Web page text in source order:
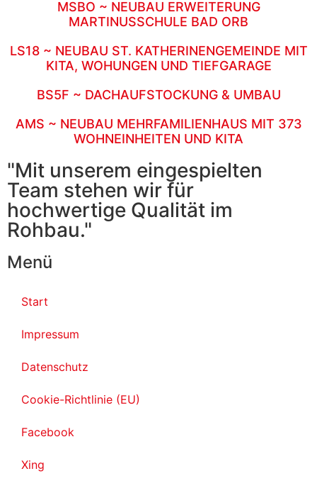
MSBO ~ NEUBAU ERWEITERUNG
MARTINUSSCHULE BAD ORB
LS18 ~ NEUBAU ST. KATHERINENGEMEINDE MIT
KITA, WOHUNGEN UND TIEFGARAGE
BS5F ~ DACHAUFSTOCKUNG & UMBAU
AMS ~ NEUBAU MEHRFAMILIENHAUS MIT 373
WOHNEINHEITEN UND KITA
"Mit unserem eingespielten
Team stehen wir für
hochwertige Qualität im
Rohbau."
Menü
Start
Impressum
Datenschutz
Cookie-Richtlinie (EU)
Facebook
Xing